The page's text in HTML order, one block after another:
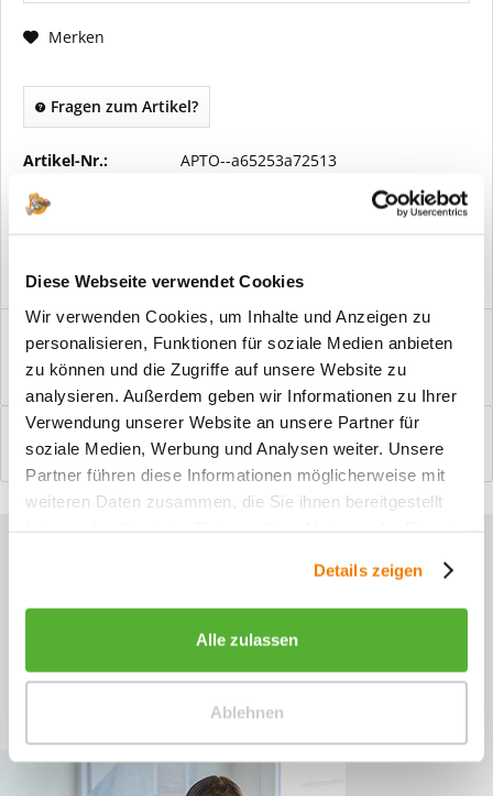
Diese Webseite verwendet Cookies
Wir verwenden Cookies, um Inhalte und Anzeigen zu
personalisieren, Funktionen für soziale Medien anbieten
zu können und die Zugriffe auf unsere Website zu
analysieren. Außerdem geben wir Informationen zu Ihrer
Verwendung unserer Website an unsere Partner für
soziale Medien, Werbung und Analysen weiter. Unsere
Partner führen diese Informationen möglicherweise mit
weiteren Daten zusammen, die Sie ihnen bereitgestellt
Details zeigen
Alle zulassen
Ablehnen
Merken
Fragen zum Artikel?
Artikel-Nr.: APTO--a65253a72513
Vorteile
Windfangelemente online am Bildschirm konfigurieren und
einbaufertig bestellen. In wenigen...
Bewertungen
0
Bewertungen lesen, schreiben und diskutieren...mehr
Sie haben Fragen zu unseren
+49 (0)4244 965 34 04
Mo - Do, 09:00 - 16:00 Uhr
und Fr, 09:00 - 13:00 Uhr